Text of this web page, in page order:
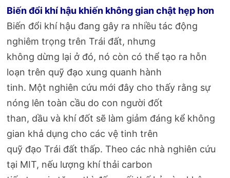
Biến đổi khí hậu khiến không gian chật hẹp hơn
Biến đổi khí hậu đang gây ra nhiều tác động
nghiêm trọng trên Trái đất, nhưng
không dừng lại ở đó, nó còn có thể tạo ra hỗn
loạn trên quỹ đạo xung quanh hành
tinh. Một nghiên cứu mới đây cho thấy rằng sự
nóng lên toàn cầu do con người đốt
than, dầu và khí đốt sẽ làm giảm đáng kể không
gian khả dụng cho các vệ tinh trên
quỹ đạo Trái đất thấp. Theo các nhà nghiên cứu
tại MIT, nếu lượng khí thải carbon